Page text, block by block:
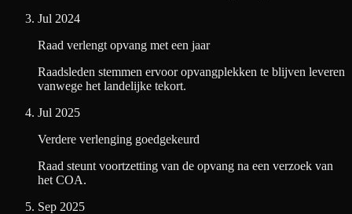
Jul 2024
Raad verlengt opvang met een jaar
Raadsleden stemmen ervoor opvangplekken te blijven leveren
vanwege het landelijke tekort.
Jul 2025
Verdere verlenging goedgekeurd
Raad steunt voortzetting van de opvang na een verzoek van
het COA.
Sep 2025